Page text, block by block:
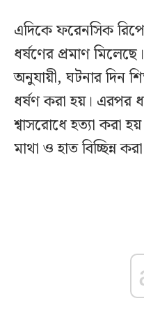
এদিকে ফরেনসিক
ধর্ষণের প্রমাণ
অনুযায়ী, ঘটনার দিন
ধর্ষণ করা হয়। এরপর
শ্বাসরোধে হত্যা করা
মাথা ও হাত বিচ্ছিন্ন